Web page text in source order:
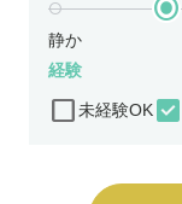
静か
経験
未経験OK